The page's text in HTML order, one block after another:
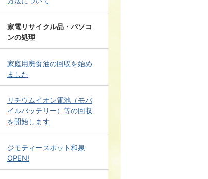
家電リサイクル品・パソコ
ンの処理
家庭用廃食油の回収を始め
ました
リチウムイオン電池（モバ
イルバッテリー）等の回収
を開始します
ジモティースポット和泉
OPEN!